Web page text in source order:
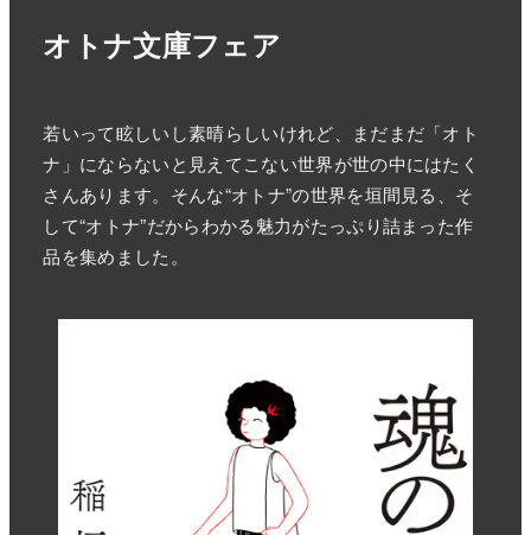
オトナ文庫フェア
若いって眩しいし素晴らしいけれど、まだまだ「オト
ナ」にならないと見えてこない世界が世の中にはたく
さんあります。そんな“オトナ”の世界を垣間見る、そ
して“オトナ”だからわかる魅力がたっぷり詰まった作
品を集めました。